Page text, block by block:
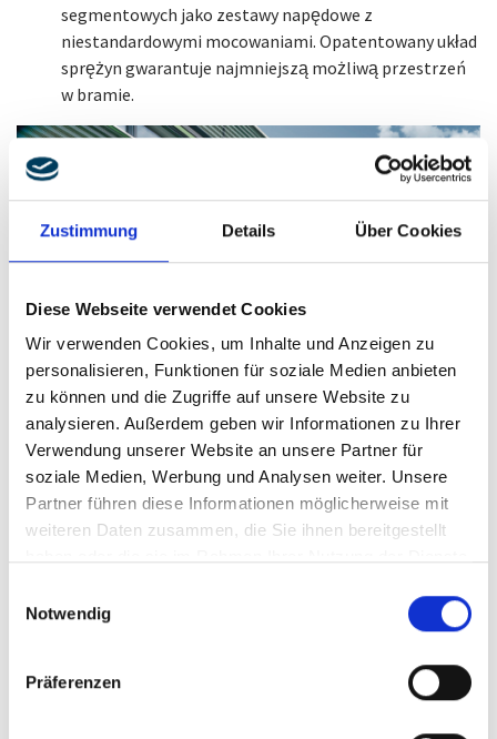
Zustimmung Details Über Cookies
Diese Webseite verwendet Cookies
Wir verwenden Cookies, um Inhalte und Anzeigen zu
personalisieren, Funktionen für soziale Medien anbieten
zu können und die Zugriffe auf unsere Website zu
analysieren. Außerdem geben wir Informationen zu Ihrer
Verwendung unserer Website an unsere Partner für
soziale Medien, Werbung und Analysen weiter. Unsere
Partner führen diese Informationen möglicherweise mit
weiteren Daten zusammen, die Sie ihnen bereitgestellt
Notwendig
Präferenzen
segmentowych jako zestawy napędowe z
niestandardowymi mocowaniami. Opatentowany układ
sprężyn gwarantuje najmniejszą możliwą przestrzeń
w bramie.
Sprężyny skrętne do przemysłowych bram segmentowych